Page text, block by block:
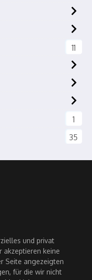
11
1
35
und privat
akzeptieren keine
Seite angezeigten
für die wir nicht